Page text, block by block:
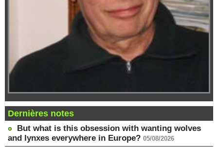
Dernières notes
But what is this obsession with wanting wolves
and lynxes everywhere in Europe? 05/08/2026